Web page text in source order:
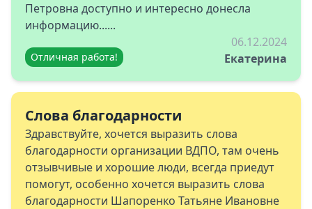
Петровна доступно и интересно донесла
информацию......
Отличная работа!
06.12.2024
Екатерина
Слова благодарности
Здравствуйте, хочется выразить слова
благодарности организации ВДПО, там очень
отзывчивые и хорошие люди, всегда приедут
помогут, особенно хочется выразить слова
благодарности Шапоренко Татьяне Ивановне